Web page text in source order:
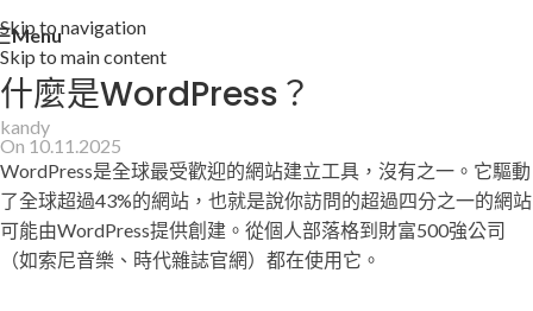
Skip to navigation
Skip to main content
Menu
什麼是WordPress？
kandy
On 10.11.2025
WordPress是全球最受歡迎的網站建立工具，沒有之一。它驅動
了全球超過43%的網站，也就是說你訪問的超過四分之一的網站
可能由WordPress提供創建。從個人部落格到財富500強公司
（如索尼音樂、時代雜誌官網）都在使用它。